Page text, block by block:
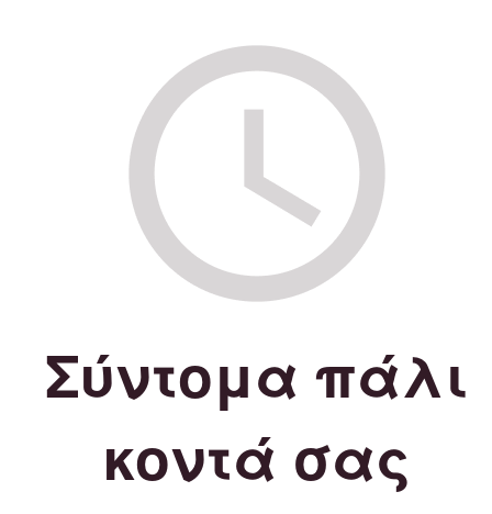
Σύντομα πάλι
κοντά σας